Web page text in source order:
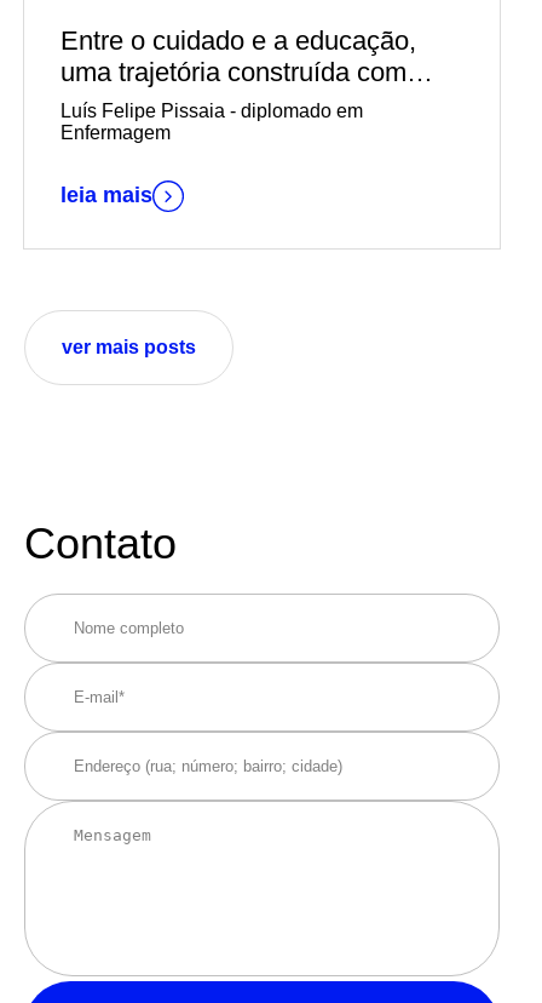
Entre o cuidado e a educação,
uma trajetória construída com
propósito
Luís Felipe Pissaia - diplomado em
Enfermagem
leia mais
ver mais posts
Contato